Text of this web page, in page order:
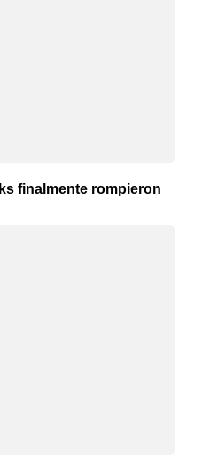
finalmente rompieron